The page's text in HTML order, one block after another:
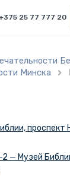
25 77 777 20
Минска 
проспект
— Музей